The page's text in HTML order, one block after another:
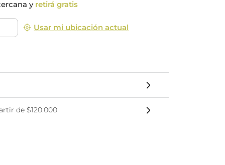
y retirá gratis
Usar mi ubicación actual
de $120.000